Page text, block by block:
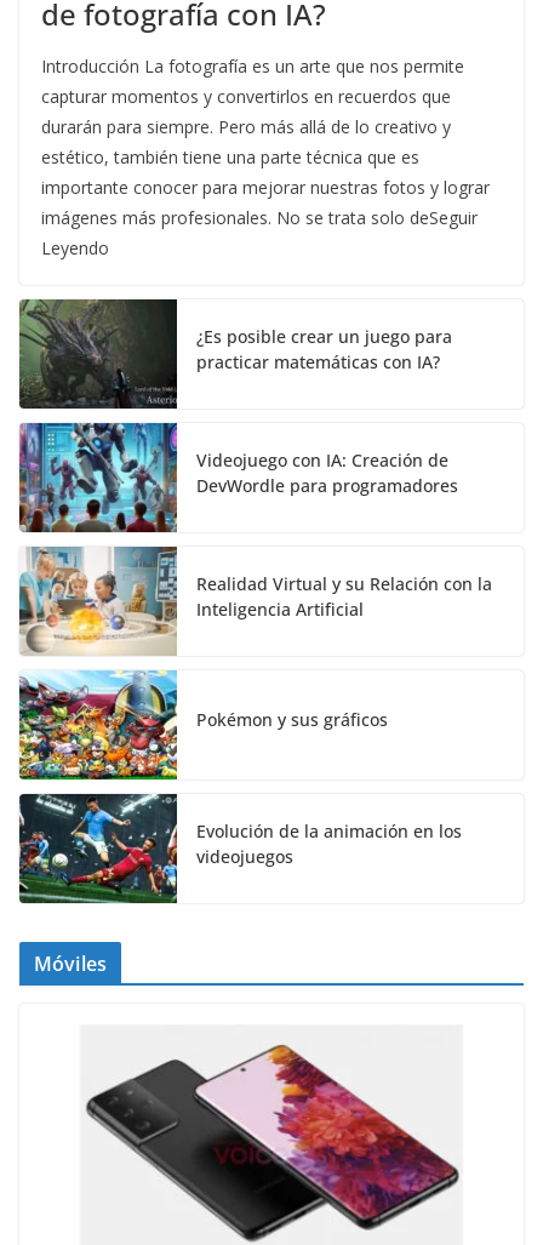
de fotografía con IA?
Introducción La fotografía es un arte que nos permite
capturar momentos y convertirlos en recuerdos que
durarán para siempre. Pero más allá de lo creativo y
estético, también tiene una parte técnica que es
importante conocer para mejorar nuestras fotos y lograr
imágenes más profesionales. No se trata solo deSeguir
Leyendo
¿Es posible crear un juego para
practicar matemáticas con IA?
Videojuego con IA: Creación de
DevWordle para programadores
Realidad Virtual y su Relación con la
Inteligencia Artificial
Pokémon y sus gráficos
Evolución de la animación en los
videojuegos
Móviles